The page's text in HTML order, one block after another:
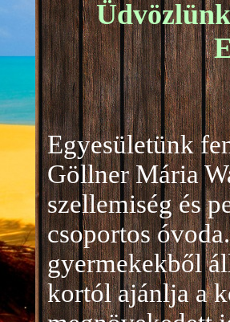
Egyesületünk
Göllner Mária
szellemiség és
csoportos
gyermekekből
kortól ajánlja a